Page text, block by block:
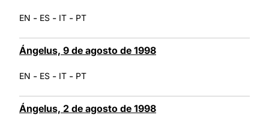
EN - ES - IT - PT
Ángelus, 9 de agosto de 1998
EN - ES - IT - PT
Ángelus, 2 de agosto de 1998